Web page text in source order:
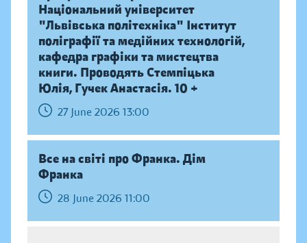
Національний університет
"Львівська політехніка" Інститут
поліграфії та медійних технологій,
кафедра графіки та мистецтва
книги. Проводять Стемпіцька
Юлія, Гучек Анастасія. 10 +
27 June 2026 13:00
Все на світі про Франка. Дім
Франка
28 June 2026 11:00